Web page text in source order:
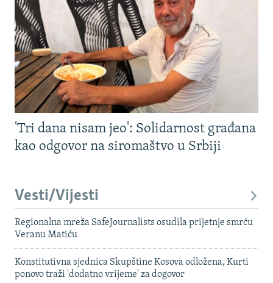
'Tri dana nisam jeo': Solidarnost građana
kao odgovor na siromaštvo u Srbiji
Vesti/Vijesti
Regionalna mreža SafeJournalists osudila prijetnje smrću
Veranu Matiću
Konstitutivna sjednica Skupštine Kosova odložena, Kurti
ponovo traži 'dodatno vrijeme' za dogovor